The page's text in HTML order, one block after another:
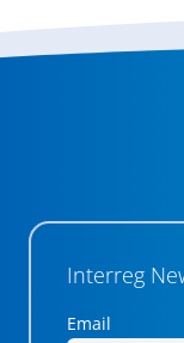
Interreg
Email